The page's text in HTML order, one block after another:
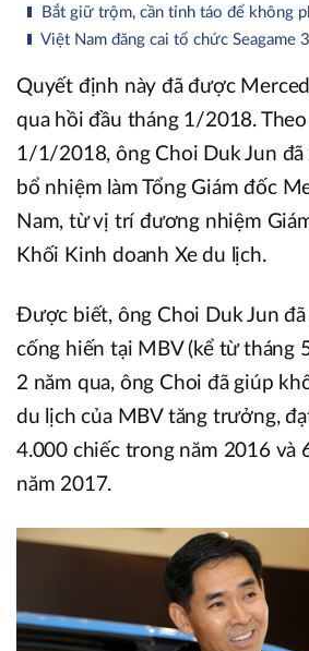
Bắt giữ trộm, cần tỉnh táo để không
Việt Nam đăng cai tổ chức Seagame
Quyết định này đã được
qua hồi đầu tháng 1/2018.
1/1/2018, ông Choi Duk Jun
bổ nhiệm làm Tổng Giám đốc
Nam, từ vị trí đương nhiệm
Khối Kinh doanh Xe du lịch.
Được biết, ông Choi Duk Jun đã
cống hiến tại MBV (kể từ tháng
2 năm qua, ông Choi đã giúp
du lịch của MBV tăng trưởng,
4.000 chiếc trong năm 2016 và
năm 2017.